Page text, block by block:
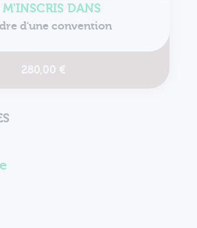
M'INSCRIS DANS
d'une convention
280,00 €